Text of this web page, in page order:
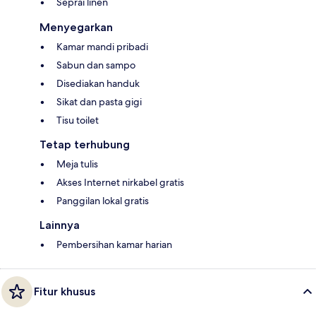
Menyegarkan
Kamar mandi pribadi
Sabun dan sampo
Disediakan handuk
Sikat dan pasta gigi
Tisu toilet
Tetap terhubung
Meja tulis
Akses Internet nirkabel gratis
Panggilan lokal gratis
Lainnya
Pembersihan kamar harian
Fitur khusus